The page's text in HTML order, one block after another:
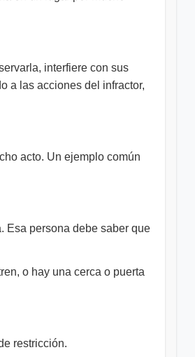
interfiere con sus
a las acciones del infractor,
acto. Un ejemplo común
Esa persona debe saber que
o hay una cerca o puerta
restricción.